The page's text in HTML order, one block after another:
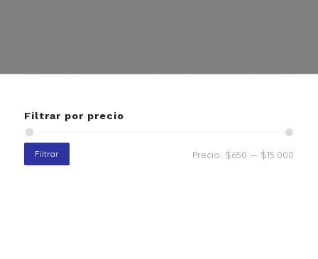
Filtrar por precio
Filtrar Precio: $650 — $15.000